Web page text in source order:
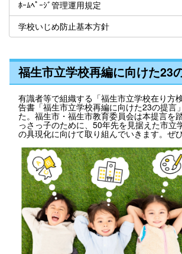
ﾎｰﾑﾍﾟｰｼﾞ管理運用規定
学校いじめ防止基本方針
福生市立学校再編に向けた23
有識者等で組織する「福生市立学校在り方
告書「福生市立学校再編に向けた23の提言
た。福生市・福生市教育委員会は本提言を
っさっ子のために、50年先を見据えた市立
の具現化に向けて取り組んでいきます。ぜ